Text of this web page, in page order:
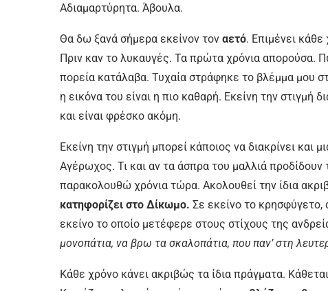
Αδιαμαρτύρητα. Άβουλα.
Θα δω ξανά σήμερα εκείνον τον αετό. Επιμένει κάθε
Πριν καν το λυκαυγές. Τα πρώτα χρόνια απορούσα.
πορεία κατάλαβα. Τυχαία στράφηκε το βλέμμα μου
η εικόνα του είναι η πιο καθαρή. Εκείνη την στιγμή
και είναι φρέσκο ακόμη.
Εκείνη την στιγμή μπορεί κάποιος να διακρίνει και
Αγέρωχος. Τι και αν τα άσπρα του μαλλιά
παρακολουθώ χρόνια τώρα. Ακολουθεί την ίδια
κατηφορίζει στο Δίκωμο. Σε εκείνο το κρησφύγετο,
εκείνο το οποίο μετέφερε στους στίχους της
μονοπάτια, να βρω τα σκαλοπάτια, που παν’ στη
Κάθε χρόνο κάνει ακριβώς τα ίδια πράγματα.